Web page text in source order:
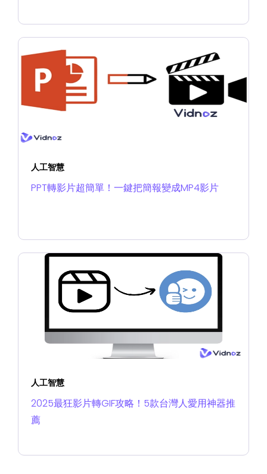
人工智慧
PPT轉影片超簡單！一鍵把簡報變成MP4影片
人工智慧
2025最狂影片轉GIF攻略！5款台灣人愛用神器推
薦